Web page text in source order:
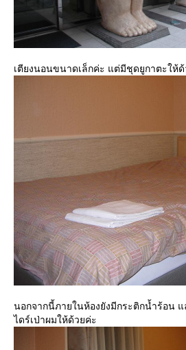
เตียงนอนขนาดเล็กค่ะ แต่มีชุดยูกาตะให้
นอกจากนี้ภายในห้องยังมีกระติกน้ำร้อน
ไดร์เป่าผมให้ด้วยค่ะ